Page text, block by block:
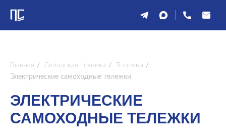
Главная / Складская техника / Тележки /
Электрические самоходные тележки
ЭЛЕКТРИЧЕСКИЕ
САМОХОДНЫЕ ТЕЛЕЖКИ